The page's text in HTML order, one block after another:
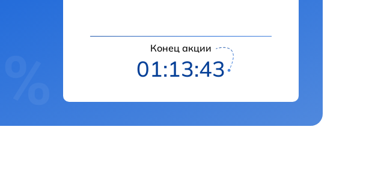
Конец акции
01:13:42